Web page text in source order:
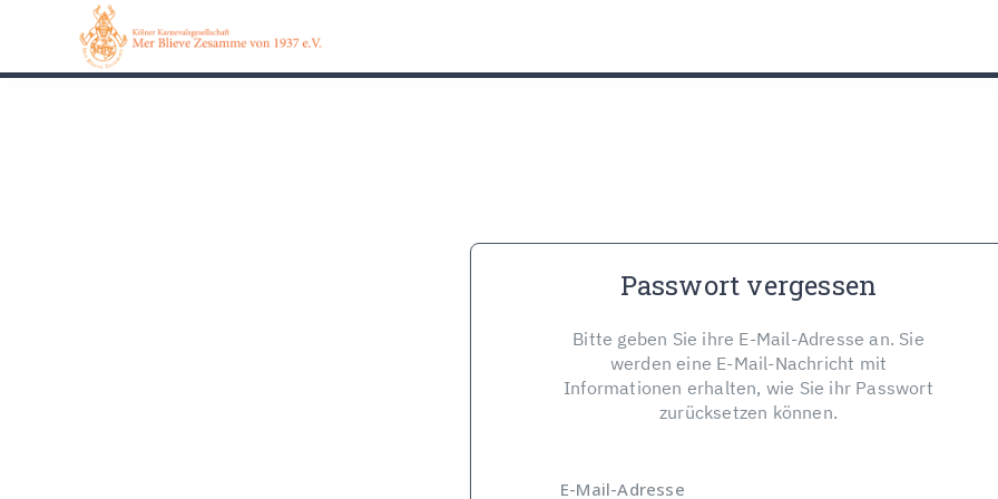
0162 90 650 62
Passwort vergessen
Bitte geben Sie ihre E-Mail-Adresse an. Sie
werden eine E-Mail-Nachricht mit
Informationen erhalten, wie Sie ihr Passwort
zurücksetzen können.
E-Mail-Adresse